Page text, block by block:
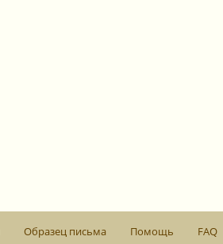
Образец письма Помощь FAQ